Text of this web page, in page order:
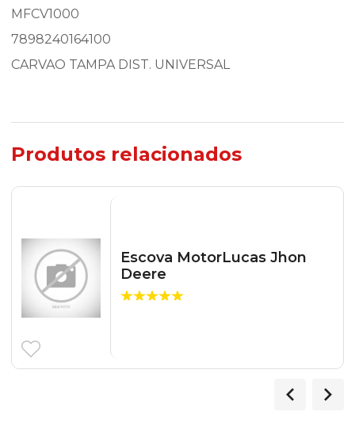
MFCV1000
7898240164100
CARVAO TAMPA DIST. UNIVERSAL
Produtos relacionados
Escova MotorLucas Jhon
Deere